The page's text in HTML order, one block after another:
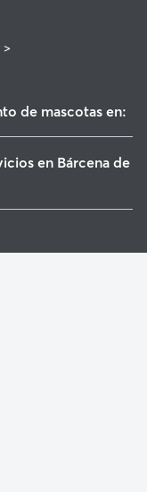
>
de mascotas en:
en Bárcena de
Cicero